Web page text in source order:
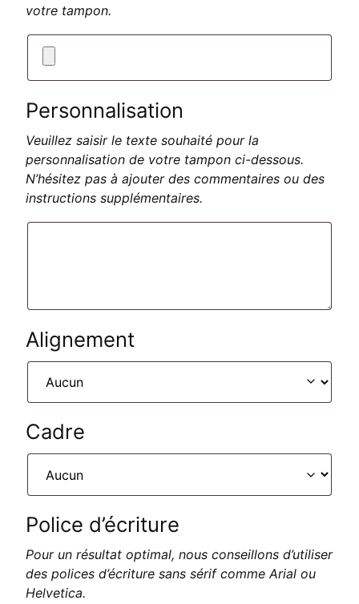
votre tampon.
Personnalisation
Veuillez saisir le texte souhaité pour la
personnalisation de votre tampon ci-dessous.
N’hésitez pas à ajouter des commentaires ou des
instructions supplémentaires.
Alignement
Cadre
Police d’écriture
Pour un résultat optimal, nous conseillons d’utiliser
des polices d’écriture sans sérif comme Arial ou
Helvetica.